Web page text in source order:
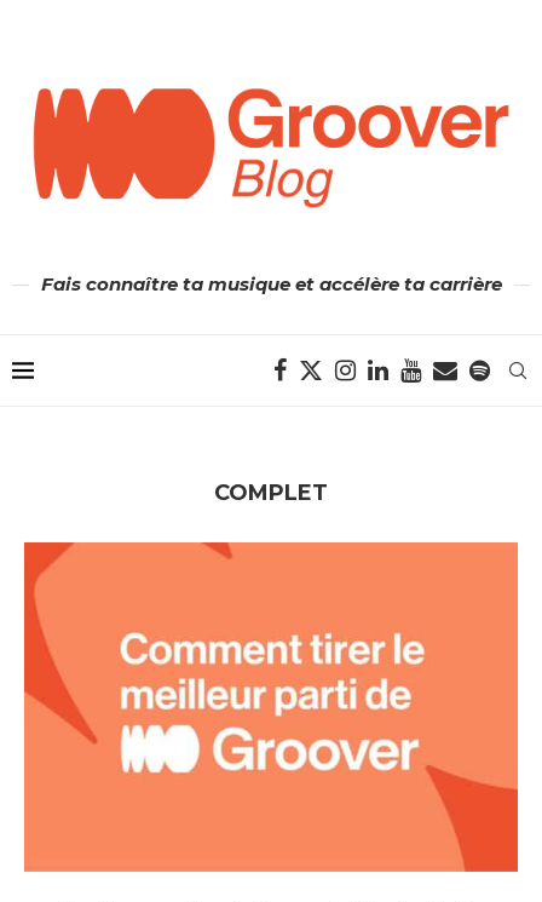
Fais connaître ta musique et accélère ta carrière
COMPLET